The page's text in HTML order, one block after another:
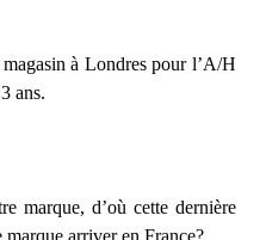
à Londres pour l’A/H
ans.
marque, d’où cette dernière
arriver en France?